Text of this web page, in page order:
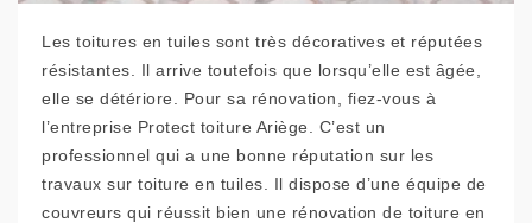
Les toitures en tuiles sont très décoratives et réputées
résistantes. Il arrive toutefois que lorsqu’elle est âgée,
elle se détériore. Pour sa rénovation, fiez-vous à
l’entreprise Protect toiture Ariège. C’est un
professionnel qui a une bonne réputation sur les
travaux sur toiture en tuiles. Il dispose d’une équipe de
couvreurs qui réussit bien une rénovation de toiture en